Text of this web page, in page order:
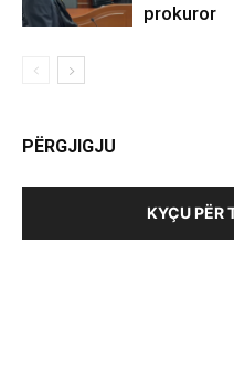
prokuror
PËRGJIGJU
KYÇU PËR